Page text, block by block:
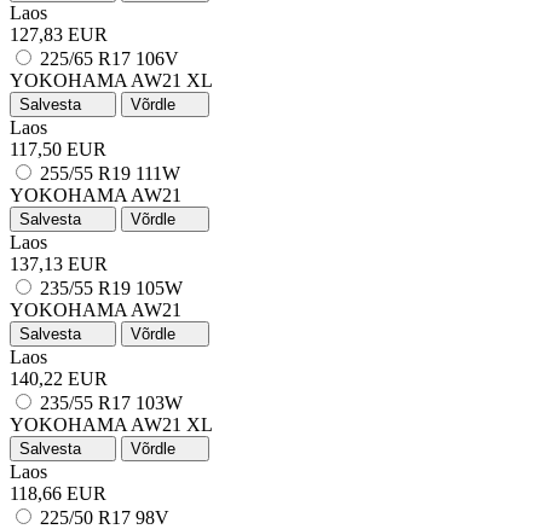
Laos
127,83 EUR
225/65 R17 106V
YOKOHAMA AW21 XL
Salvesta Võrdle
Laos
117,50 EUR
255/55 R19 111W
YOKOHAMA AW21
Salvesta Võrdle
Laos
137,13 EUR
235/55 R19 105W
YOKOHAMA AW21
Salvesta Võrdle
Laos
140,22 EUR
235/55 R17 103W
YOKOHAMA AW21 XL
Salvesta Võrdle
Laos
118,66 EUR
225/50 R17 98V